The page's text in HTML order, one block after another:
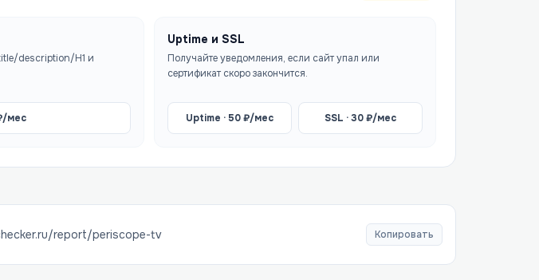
description/H1 и
мес
Uptime и SSL
Получайте уведомления, если сайт упал или
сертификат скоро закончится.
Uptime ·50₽/мес SSL ·30₽/мес
report/periscope-tv Копировать